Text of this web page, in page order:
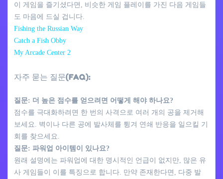
이 게임을 즐기셨다면, 비슷한 게임 플레이를 가진 다음 게임들
도 마음에 드실 겁니다.
Fishing the Russian Way
Catch a Fish Obby
My Arcade Center 2
자주 묻는 질문(FAQ):
질문: 더 높은 점수를 얻으려면 어떻게 해야 하나요?
점수를 극대화하려면 한 번의 사격으로 여러 개의 공을 제거해
보세요. 벽이나 다른 공에 발사체를 튕겨 연쇄 반응을 일으킬 기
회를 찾으세요.
질문: 파워업 아이템이 있나요?
원래 설명에는 파워업에 대한 명시적인 언급이 없지만, 많은 유
사 게임들이 이를 특징으로 합니다. 만약 존재한다면, 다중 발